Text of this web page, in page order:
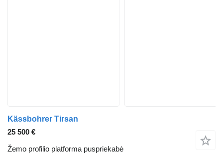
Kässbohrer Tirsan
25 500 €
Žemo profilio platforma puspriekabė